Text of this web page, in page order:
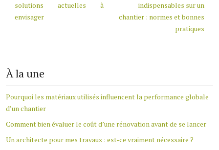
solutions actuelles à
envisager
indispensables sur un
chantier : normes et bonnes
pratiques
À la une
Pourquoi les matériaux utilisés influencent la performance globale
d’un chantier
Comment bien évaluer le coût d’une rénovation avant de se lancer
Un architecte pour mes travaux : est-ce vraiment nécessaire ?